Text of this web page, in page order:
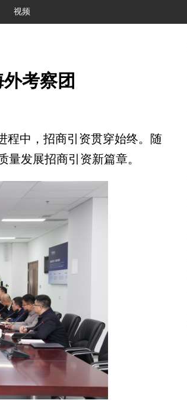
视频
考察团
中，招商引资贯穿始终。随
量发展招商引资新篇章。